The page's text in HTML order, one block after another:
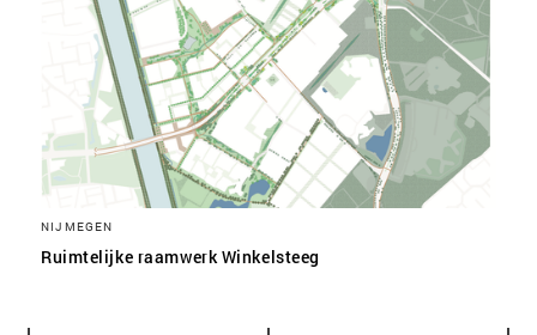
NIJMEGEN
Ruimtelijke raamwerk Winkelsteeg